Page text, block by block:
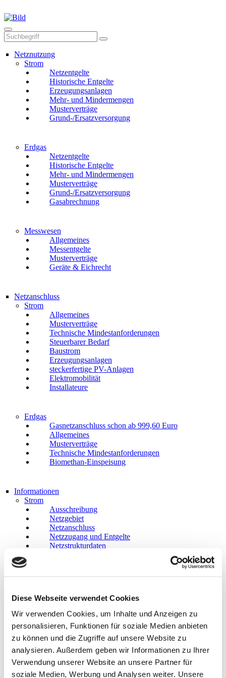
Diese Webseite verwendet Cookies
Wir verwenden Cookies, um Inhalte und Anzeigen zu
personalisieren, Funktionen für soziale Medien anbieten
zu können und die Zugriffe auf unsere Website zu
analysieren. Außerdem geben wir Informationen zu Ihrer
Verwendung unserer Website an unsere Partner für
soziale Medien, Werbung und Analysen weiter. Unsere
Netznutzung
Strom
Netzentgelte
Historische Entgelte
Erzeugungsanlagen
Mehr- und Mindermengen
Musterverträge
Grund-/Ersatzversorgung
Erdgas
Netzentgelte
Historische Entgelte
Mehr- und Mindermengen
Musterverträge
Grund-/Ersatzversorgung
Gasabrechnung
Messwesen
Allgemeines
Messentgelte
Musterverträge
Geräte & Eichrecht
Netzanschluss
Strom
Allgemeines
Musterverträge
Technische Mindestanforderungen
Steuerbarer Bedarf
Baustrom
Erzeugungsanlagen
steckerfertige PV-Anlagen
Elektromobilität
Installateure
Erdgas
Gasnetzanschluss schon ab 999,60 Euro
Allgemeines
Musterverträge
Technische Mindestanforderungen
Biomethan-Einspeisung
Informationen
Strom
Ausschreibung
Netzgebiet
Netzanschluss
Netzzugang und Entgelte
Netzstrukturdaten
Erdgas
Netzanschluss
Netzzugang und Entgelte
Netzstrukturdaten
Bilanzkreissystem
Grund-/Ersatzversorgung